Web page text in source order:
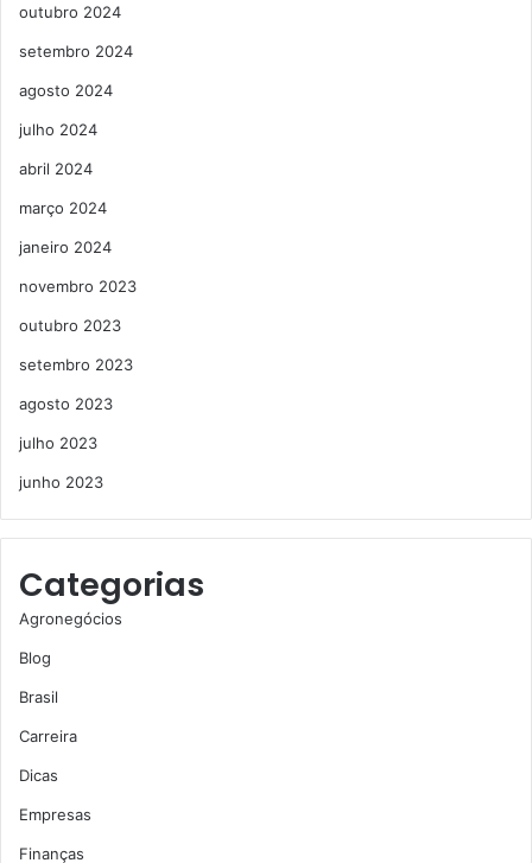
outubro 2024
setembro 2024
agosto 2024
julho 2024
abril 2024
março 2024
janeiro 2024
novembro 2023
outubro 2023
setembro 2023
agosto 2023
julho 2023
junho 2023
Categorias
Agronegócios
Blog
Brasil
Carreira
Dicas
Empresas
Finanças